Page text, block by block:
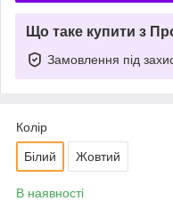
Що таке купити з
Замовлення під
Колір
Білий Жовтий
В наявності